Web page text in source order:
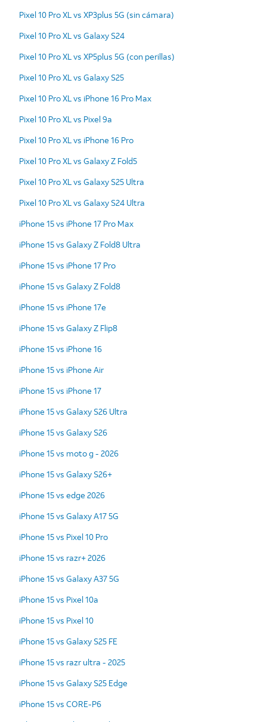
Pixel 10 Pro XL vs XP3plus 5G (sin cámara)
Pixel 10 Pro XL vs Galaxy S24
Pixel 10 Pro XL vs XP5plus 5G (con perillas)
Pixel 10 Pro XL vs Galaxy S25
Pixel 10 Pro XL vs iPhone 16 Pro Max
Pixel 10 Pro XL vs Pixel 9a
Pixel 10 Pro XL vs iPhone 16 Pro
Pixel 10 Pro XL vs Galaxy Z Fold5
Pixel 10 Pro XL vs Galaxy S25 Ultra
Pixel 10 Pro XL vs Galaxy S24 Ultra
iPhone 15 vs iPhone 17 Pro Max
iPhone 15 vs Galaxy Z Fold8 Ultra
iPhone 15 vs iPhone 17 Pro
iPhone 15 vs Galaxy Z Fold8
iPhone 15 vs iPhone 17e
iPhone 15 vs Galaxy Z Flip8
iPhone 15 vs iPhone 16
iPhone 15 vs iPhone Air
iPhone 15 vs iPhone 17
iPhone 15 vs Galaxy S26 Ultra
iPhone 15 vs Galaxy S26
iPhone 15 vs moto g - 2026
iPhone 15 vs Galaxy S26+
iPhone 15 vs edge 2026
iPhone 15 vs Galaxy A17 5G
iPhone 15 vs Pixel 10 Pro
iPhone 15 vs razr+ 2026
iPhone 15 vs Galaxy A37 5G
iPhone 15 vs Pixel 10a
iPhone 15 vs Pixel 10
iPhone 15 vs Galaxy S25 FE
iPhone 15 vs razr ultra - 2025
iPhone 15 vs Galaxy S25 Edge
iPhone 15 vs CORE-P6